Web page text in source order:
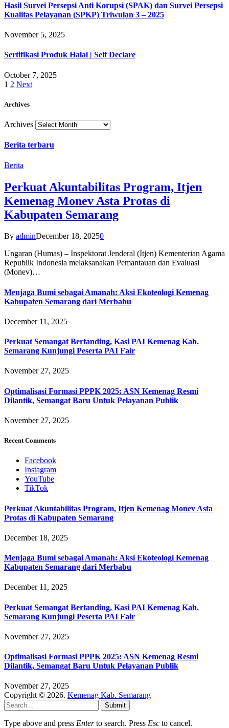
Hasil Survei Persepsi Anti Korupsi (SPAK) dan Survei Persepsi
Kualitas Pelayanan (SPKP) Triwulan 3 – 2025
November 5, 2025
Sertifikasi Produk Halal | Self Declare
October 7, 2025
1 2 Next
Archives
Archives
Berita terbaru
Berita
Perkuat Akuntabilitas Program, Itjen
Kemenag Monev Asta Protas di
Kabupaten Semarang
By adminDecember 18, 20250
Ungaran (Humas) – Inspektorat Jenderal (Itjen) Kementerian Agama
Republik Indonesia melaksanakan Pemantauan dan Evaluasi
(Monev)…
Menjaga Bumi sebagai Amanah: Aksi Ekoteologi Kemenag
Kabupaten Semarang dari Merbabu
December 11, 2025
Perkuat Semangat Bertanding, Kasi PAI Kemenag Kab.
Semarang Kunjungi Peserta PAI Fair
November 27, 2025
Optimalisasi Formasi PPPK 2025: ASN Kemenag Resmi
Dilantik, Semangat Baru Untuk Pelayanan Publik
November 27, 2025
Recent Comments
Facebook
Instagram
YouTube
TikTok
Perkuat Akuntabilitas Program, Itjen Kemenag Monev Asta
Protas di Kabupaten Semarang
December 18, 2025
Menjaga Bumi sebagai Amanah: Aksi Ekoteologi Kemenag
Kabupaten Semarang dari Merbabu
December 11, 2025
Perkuat Semangat Bertanding, Kasi PAI Kemenag Kab.
Semarang Kunjungi Peserta PAI Fair
November 27, 2025
Optimalisasi Formasi PPPK 2025: ASN Kemenag Resmi
Dilantik, Semangat Baru Untuk Pelayanan Publik
November 27, 2025
Copyright © 2026. Kemenag Kab. Semarang
Submit
Type above and press Enterto search. Press Esc to cancel.